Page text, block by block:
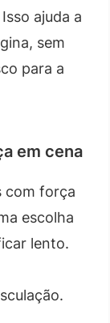
ajuda a
sem
para a
em cena
com força
escolha
lento.